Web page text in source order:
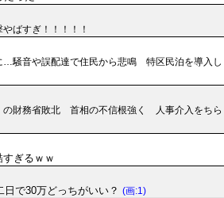
ばすぎ！！！！！
…騒音や誤配達で住民から悲鳴 特区民泊を導入し
の財務省敗北 首相の不信根強く 人事介入をちら
ぎるｗｗ
で30万どっちがいい？ (画:1)